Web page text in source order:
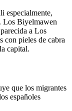
especialmente,
Los Biyelmawen
a Los
con pieles de cabra
capital.